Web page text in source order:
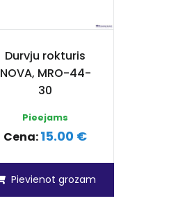
Durvju rokturis
NOVA, MRO-44-
30
Pieejams
Cena:15.00 €
Pievienot grozam